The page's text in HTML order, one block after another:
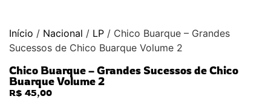
Início / Nacional / LP / Chico Buarque – Grandes
Sucessos de Chico Buarque Volume 2
Chico Buarque – Grandes Sucessos de Chico
Buarque Volume 2
R$ 45,00